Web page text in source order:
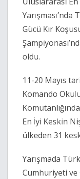
Gücü Kır
oldu.
11-20 Mayıs
Komando
En İyi Keskin
ülkeden 31
Yarışmada
Cumhuriyeti ve